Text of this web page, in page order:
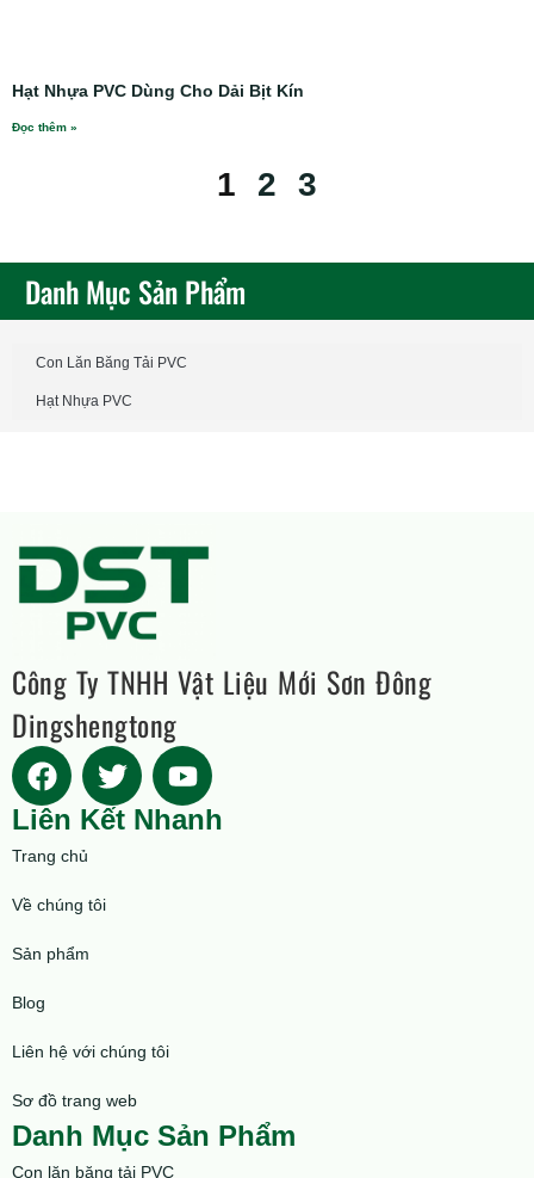
Danh Mục Sản Phẩm
Con Lăn Băng Tải PVC
Hạt Nhựa PVC
Hạt Nhựa PVC Dùng Cho Dải Bịt Kín
Đọc thêm »
1 2 3
Công Ty TNHH Vật Liệu Mới Sơn Đông
Dingshengtong
Liên Kết Nhanh
Trang chủ
Về chúng tôi
Sản phẩm
Blog
Liên hệ với chúng tôi
Sơ đồ trang web
Danh Mục Sản Phẩm
Con lăn băng tải PVC